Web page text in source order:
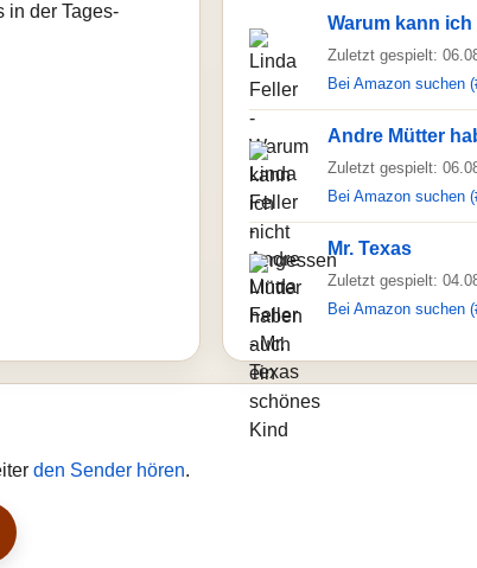
in der Tages-
Warum kann
Zuletzt gespielt:
Bei Amazon suchen
Andre Mütter
Zuletzt gespielt:
Bei Amazon suchen
Mr. Texas
Zuletzt gespielt:
Bei Amazon suchen
den Sender hören.